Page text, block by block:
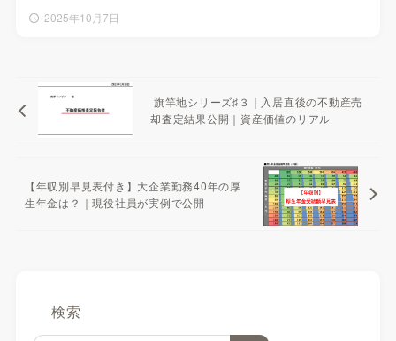
2025年10月7日
旗竿地シリーズ♯３｜入居直後の不動産売
却査定結果公開｜資産価値のリアル
【年収別早見表付き】大企業勤務40年の厚
生年金は？｜現役社員が実例で公開
検索